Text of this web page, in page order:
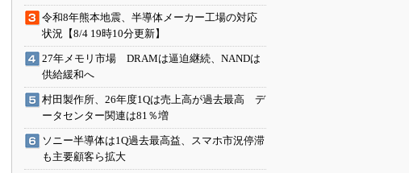
令和8年熊本地震、半導体メーカー工場の対応
状況【8/4 19時10分更新】
27年メモリ市場 DRAMは逼迫継続、NANDは
供給緩和へ
村田製作所、26年度1Qは売上高が過去最高 デ
ータセンター関連は81％増
ソニー半導体は1Q過去最高益、スマホ市況停滞
も主要顧客ら拡大